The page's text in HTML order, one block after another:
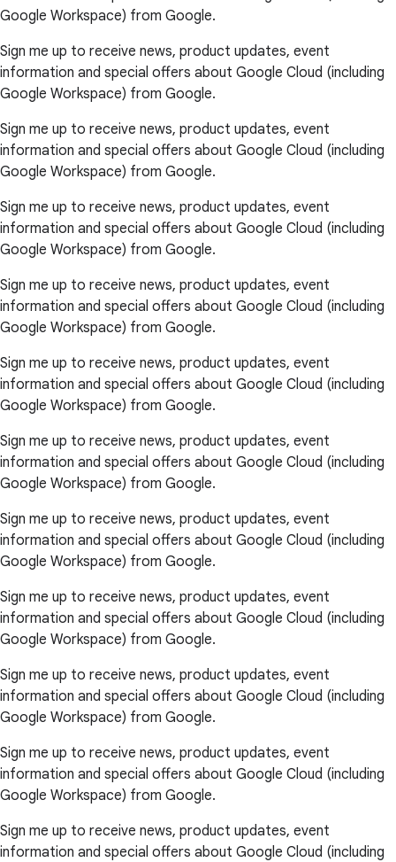
Google Workspace) from Google.
Sign me up to receive news, product updates, event
information and special offers about Google Cloud (including
Google Workspace) from Google.
Sign me up to receive news, product updates, event
information and special offers about Google Cloud (including
Google Workspace) from Google.
Sign me up to receive news, product updates, event
information and special offers about Google Cloud (including
Google Workspace) from Google.
Sign me up to receive news, product updates, event
information and special offers about Google Cloud (including
Google Workspace) from Google.
Sign me up to receive news, product updates, event
information and special offers about Google Cloud (including
Google Workspace) from Google.
Sign me up to receive news, product updates, event
information and special offers about Google Cloud (including
Google Workspace) from Google.
Sign me up to receive news, product updates, event
information and special offers about Google Cloud (including
Google Workspace) from Google.
Sign me up to receive news, product updates, event
information and special offers about Google Cloud (including
Google Workspace) from Google.
Sign me up to receive news, product updates, event
information and special offers about Google Cloud (including
Google Workspace) from Google.
Sign me up to receive news, product updates, event
information and special offers about Google Cloud (including
Google Workspace) from Google.
Sign me up to receive news, product updates, event
information and special offers about Google Cloud (including